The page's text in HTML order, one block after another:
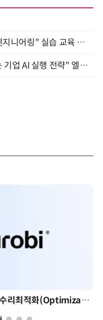
현업에서 바로 쓰는 "하네스 엔지니어링" 실습 교육 워크숍 8월 20일 개최
"AI ROI 시대, 투자 성과 높이는 기업 AI 실행 전략" 엘타워 6층 (9월 18일)
AI 시대의 의사결정을 바꾸는 수리최적화(Optimization): 실제 산업 적용 사례와 활용 전략